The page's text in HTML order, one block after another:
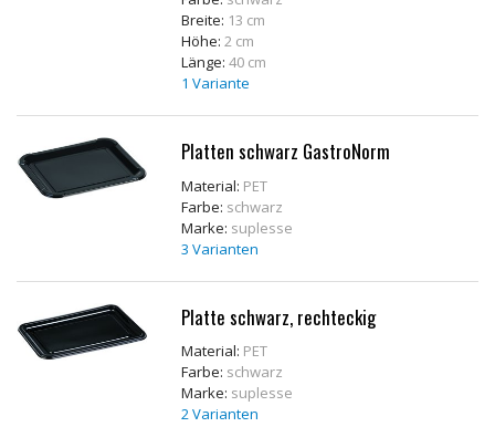
Breite: 13 cm
Höhe:2 cm
Länge:40 cm
1 Variante
Platten schwarz GastroNorm
Material: PET
Farbe: schwarz
Marke: suplesse
3 Varianten
Platte schwarz, rechteckig
Material: PET
Farbe: schwarz
Marke: suplesse
2 Varianten